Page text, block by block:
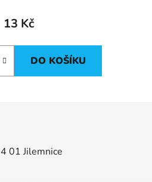
13 Kč
DO KOŠÍKU
01 Jilemnice